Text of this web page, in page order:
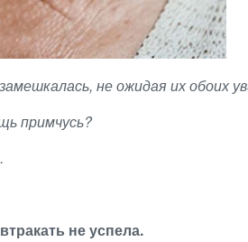
не ожидая их обоих
примчусь?
не успела.